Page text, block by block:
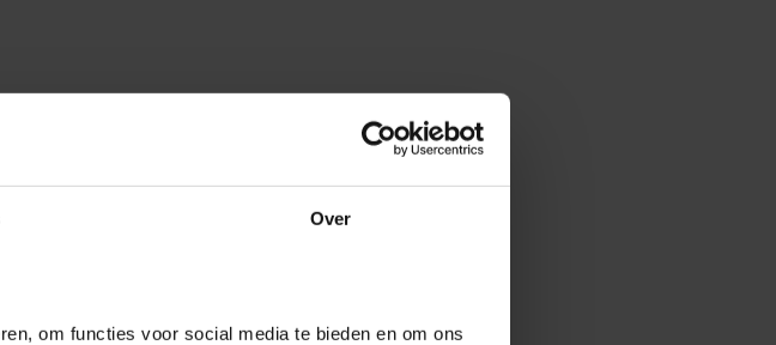
Over
om functies voor social media te bieden en om ons